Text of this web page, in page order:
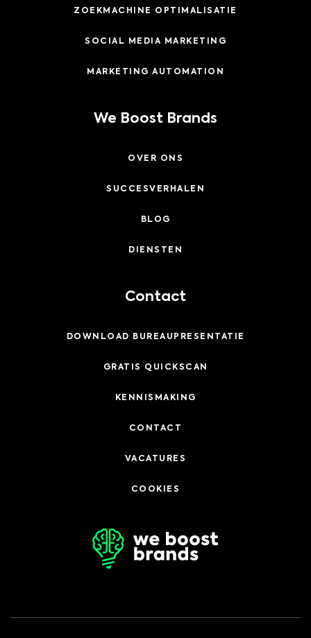
ZOEKMACHINE OPTIMALISATIE
SOCIAL MEDIA MARKETING
MARKETING AUTOMATION
We Boost Brands
OVER ONS
SUCCESVERHALEN
BLOG
DIENSTEN
Contact
DOWNLOAD BUREAUPRESENTATIE
GRATIS QUICKSCAN
KENNISMAKING
CONTACT
VACATURES
COOKIES